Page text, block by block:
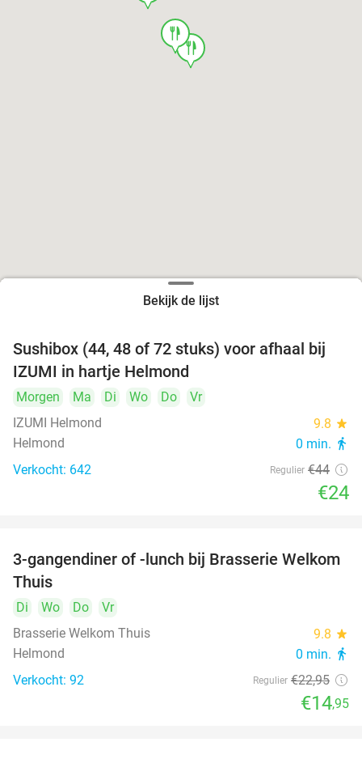
food
food
Bekijk de lijst
45%
Sushibox (44, 48 of 72 stuks) voor afhaal bij
IZUMI in hartje Helmond
Morgen Ma Di Wo Do
Vr
IZUMI Helmond
9.8 star
Helmond 0 min. directions_walk
Verkocht: 642 Regulier €44
€24
35%
3-gangendiner of -lunch bij Brasserie Welkom
Thuis
Di Wo Do
Vr
Brasserie Welkom Thuis
9.8 star
Helmond 0 min. directions_walk
Verkocht: 92 Regulier €22,95
€14,95